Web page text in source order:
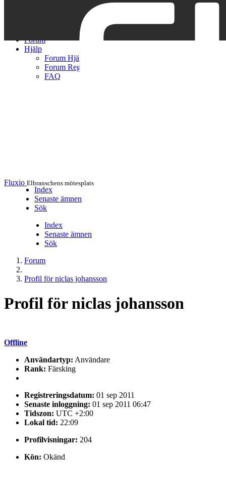
Fluxio Elbranschens mötesplats
Forum
Hjälp
Forum Hjälp
Forum Regler
FAQ
Index
Senaste ämnen
Sök
Index
Senaste ämnen
Sök
Forum
Profil för niclas johansson
Profil för niclas johansson
Offline
Användartyp: Användare
Rank: Färsking
Registreringsdatum: 01 sep 2011
Senaste inloggning: 01 sep 2011 06:47
Tidszon: UTC +2:00
Lokal tid: 22:09
Profilvisningar: 204
Kön: Okänd